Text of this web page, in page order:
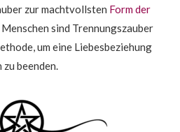
zur machtvollsten Form der
sind Trennungszauber
um eine Liebesbeziehung
zu beenden.